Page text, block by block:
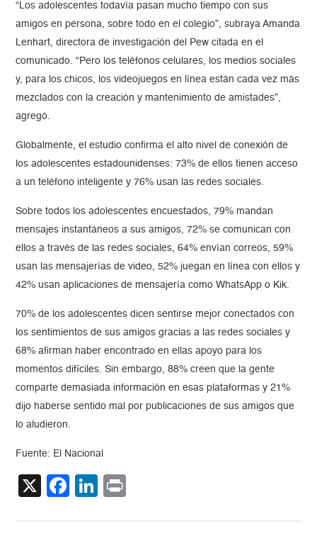
“Los adolescentes todavía pasan mucho tiempo con sus
amigos en persona, sobre todo en el colegio”, subraya Amanda
Lenhart, directora de investigación del Pew citada en el
comunicado. “Pero los teléfonos celulares, los medios sociales
y, para los chicos, los videojuegos en línea están cada vez más
mezclados con la creación y mantenimiento de amistades”,
agregó.
Globalmente, el estudio confirma el alto nivel de conexión de
los adolescentes estadounidenses: 73% de ellos tienen acceso
a un teléfono inteligente y 76% usan las redes sociales.
Sobre todos los adolescentes encuestados, 79% mandan
mensajes instantáneos a sus amigos, 72% se comunican con
ellos a través de las redes sociales, 64% envían correos, 59%
usan las mensajerías de video, 52% juegan en línea con ellos y
42% usan aplicaciones de mensajería como WhatsApp o Kik.
70% de los adolescentes dicen sentirse mejor conectados con
los sentimientos de sus amigos gracias a las redes sociales y
68% afirman haber encontrado en ellas apoyo para los
momentos difíciles. Sin embargo, 88% creen que la gente
comparte demasiada información en esas plataformas y 21%
dijo haberse sentido mal por publicaciones de sus amigos que
lo aludieron.
Fuente: El Nacional
X Facebook
LinkedIn